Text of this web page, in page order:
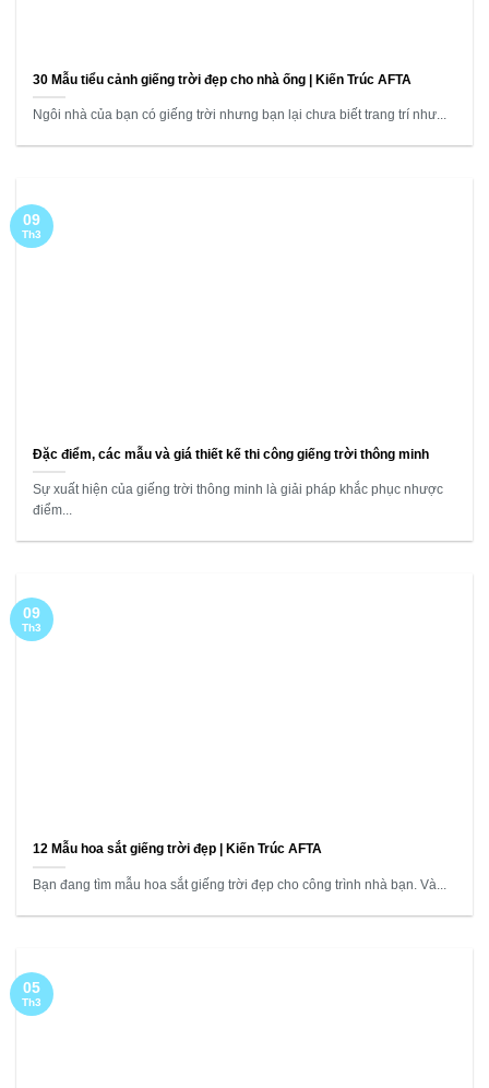
30 Mẫu tiểu cảnh giếng trời đẹp cho nhà ống | Kiến Trúc AFTA
Ngôi nhà của bạn có giếng trời nhưng bạn lại chưa biết trang trí như...
Đặc điểm, các mẫu và giá thiết kế thi công giếng trời thông minh
Sự xuất hiện của giếng trời thông minh là giải pháp khắc phục nhược
điểm...
09
Th3
12 Mẫu hoa sắt giếng trời đẹp | Kiến Trúc AFTA
Bạn đang tìm mẫu hoa sắt giếng trời đẹp cho công trình nhà bạn. Và...
09
Th3
05
Th3